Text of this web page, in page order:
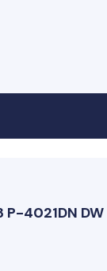
P-4021DN DW